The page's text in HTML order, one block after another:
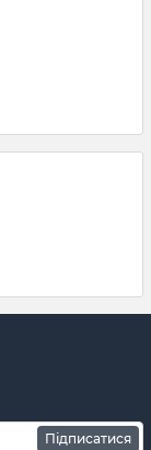
Підписатися